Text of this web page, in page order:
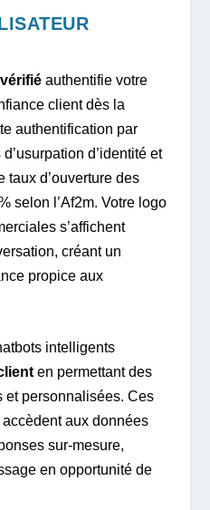
authentifie votre
client dès la
authentification par
d’identité et
taux d’ouverture des
selon l’Af2m. Votre logo
s’affichent
créant un
propice aux
intelligents
en permettant des
et personnalisées. Ces
aux données
sur-mesure,
en opportunité de